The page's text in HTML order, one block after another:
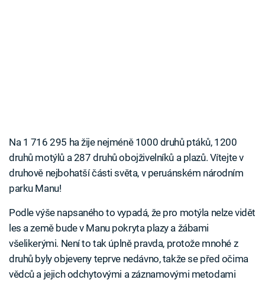
Na 1 716 295 ha žije nejméně 1000 druhů ptáků, 1200
druhů motýlů a 287 druhů obojživelníků a plazů. Vítejte v
druhově nejbohatší části světa, v peruánském národním
parku Manu!
Podle výše napsaného to vypadá, že pro motýla nelze vidět
les a země bude v Manu pokryta plazy a žábami
všelikerými. Není to tak úplně pravda, protože mnohé z
druhů byly objeveny teprve nedávno, takže se před očima
vědců a jejich odchytovými a záznamovými metodami